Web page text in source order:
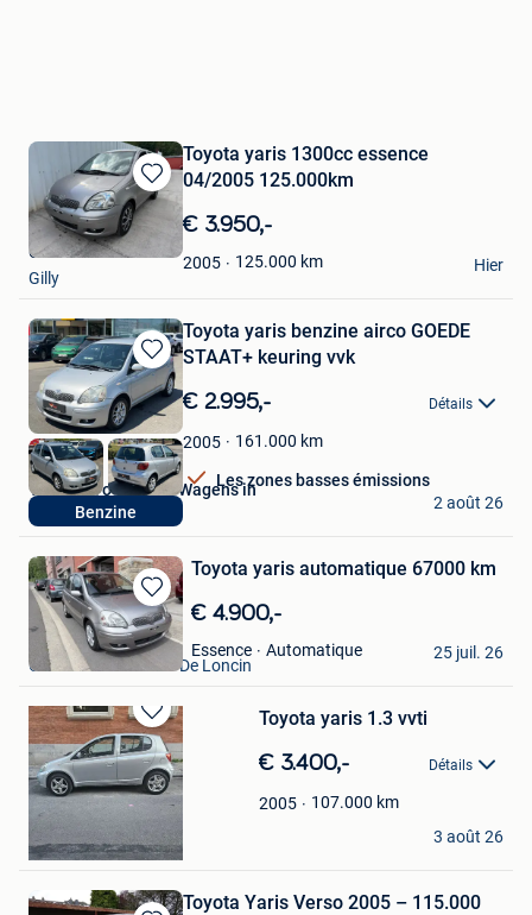
Sauvegarder
dans
Mes
Favoris
Toyota yaris 1300cc essence
04/2005 125.000km
€ 3.950,-
2005 125.000 km
Chris
Gilly
Hier
Sauvegarder
dans
Mes
Favoris
Benzine
Toyota yaris benzine airco GOEDE
STAAT+ keuring vvk
€ 2.995,- Détails
2005 161.000 km
Les zones basses émissions
V-Cars - Voordelige Wagens in
Lebbeke
2 août 26
Sauvegarder
dans
Mes
Favoris
Toyota yaris automatique 67000 km
€ 4.900,-
Essence Automatique
sam
Grace-Berleur+Part. De Loncin
25 juil. 26
Sauvegarder
dans
Mes
Favoris
Toyota yaris 1.3 vvti
€ 3.400,- Détails
2005 107.000 km
amine
Anderlecht
3 août 26
Toyota Yaris Verso 2005 – 115.000